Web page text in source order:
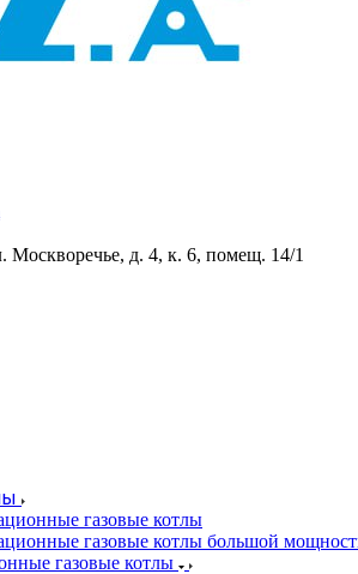
Москворечье, д. 4, к. 6, помещ. 14/1
газовые котлы
газовые котлы большой
газовые котлы